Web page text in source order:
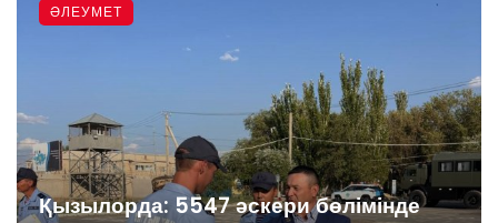
Қызылорда: 5547 әскери бөлімінде
ӘЛЕУМЕТ